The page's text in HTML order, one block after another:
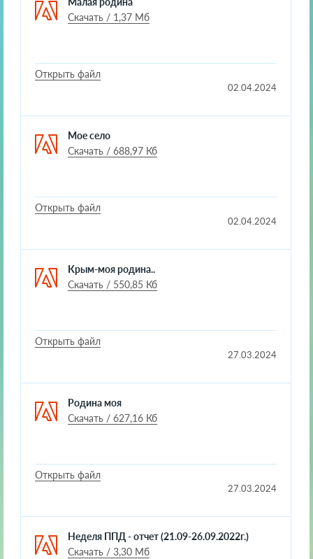
Скачать / 1,37 Мб
Открыть файл
02.04.2024
Мое село
Скачать / 688,97 Кб
Открыть файл
02.04.2024
Крым-моя родина..
Скачать / 550,85 Кб
Открыть файл
27.03.2024
Родина моя
Скачать / 627,16 Кб
Открыть файл
27.03.2024
Неделя ППД - отчет (21.09-26.09.2022г.)
Скачать / 3,30 Мб